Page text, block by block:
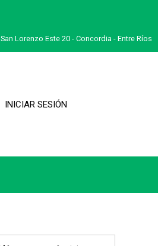
San Lorenzo Este 20 - Concordia - Entre Ríos
INICIAR SESIÓN